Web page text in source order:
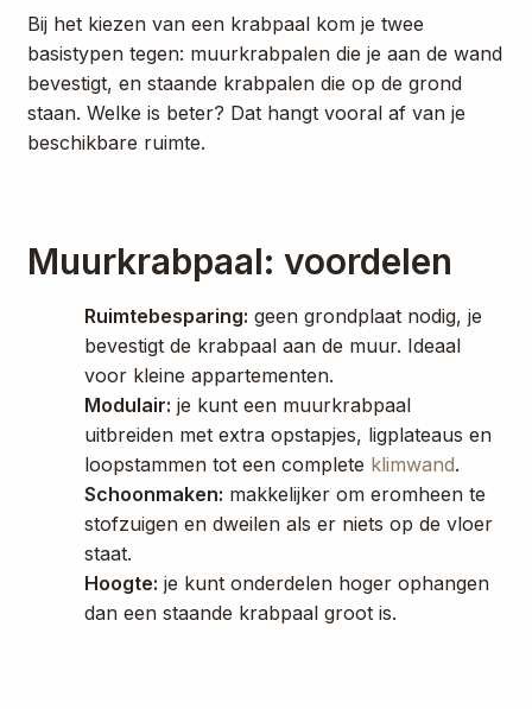
Bij het kiezen van een krabpaal kom je twee
basistypen tegen: muurkrabpalen die je aan de wand
bevestigt, en staande krabpalen die op de grond
staan. Welke is beter? Dat hangt vooral af van je
beschikbare ruimte.
Muurkrabpaal: voordelen
Ruimtebesparing: geen grondplaat nodig, je
bevestigt de krabpaal aan de muur. Ideaal
voor kleine appartementen.
Modulair: je kunt een muurkrabpaal
uitbreiden met extra opstapjes, ligplateaus en
loopstammen tot een complete klimwand.
Schoonmaken: makkelijker om eromheen te
stofzuigen en dweilen als er niets op de vloer
staat.
Hoogte: je kunt onderdelen hoger ophangen
dan een staande krabpaal groot is.